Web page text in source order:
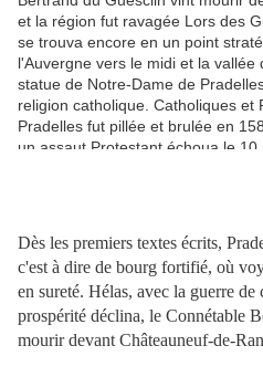
Dès les premiers textes écrits,
c'est à dire de bourg fortifié, où
en sureté. Hélas, avec la guerre de
prospérité déclina, le Connétable
mourir devant Châteauneuf-de-